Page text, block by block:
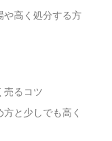
や高く処分する方
売るコツ
と少しでも高く